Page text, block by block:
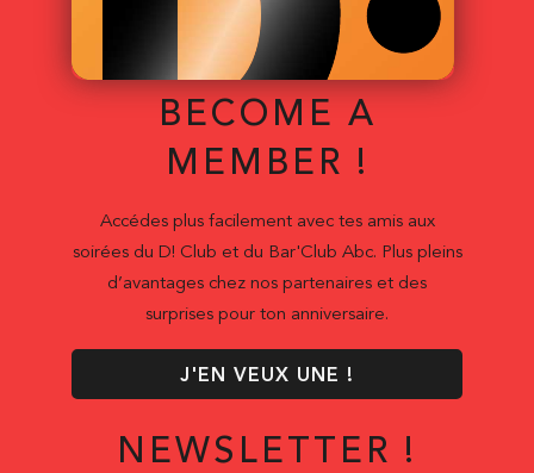
BECOME A
MEMBER !
Accédes plus facilement avec tes amis aux
soirées du D! Club et du Bar'Club Abc. Plus pleins
d’avantages chez nos partenaires et des
surprises pour ton anniversaire.
J'EN VEUX UNE !
NEWSLETTER !